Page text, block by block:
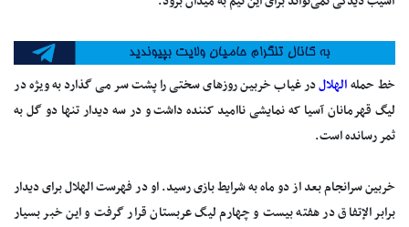
خط حملهالهلالدر غیاب خربین روزهای سختی را پشت سر می گذارد به ویژه در
لیگ قهرمانان آسیا که نمایشی ناامید کننده داشت و در سه دیدار تنها دو گل به
ثمر رسانده است.
خربین سرانجام بعد از دو ماه به شرایط بازی رسید. او در فهرست الهلال برای دیدار
برابر الإتفاق در هفته بیست و چهارم لیگ عربستان قرار گرفت و این خبر بسیار